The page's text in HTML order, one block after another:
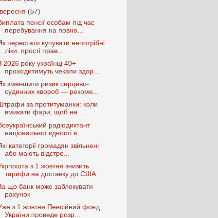
вересня (57)
пенсії особам під час
перебування на повно...
перестати купувати непотрібні
ліки: прості прав...
2026 року українці 40+
проходитимуть чекапи здор...
зменшити ризик серцево-
судинних хвороб — рекоме...
за протитуманки: коли
вмикати фари, щоб не ...
радіодиктант
національної єдності в...
категорії громадян звільнені
або мають відстро...
з 1 жовтня знизить
тарифи на доставку до США
що банк може заблокувати
рахунок
з 1 жовтня Пенсійний фонд
України проведе розр...